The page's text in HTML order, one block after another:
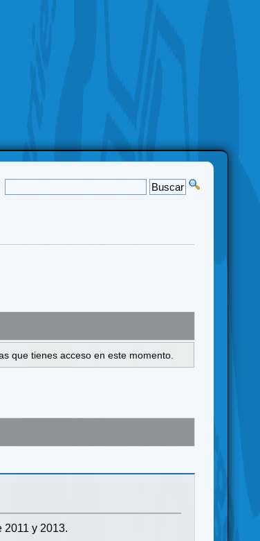
que tienes acceso en este momento.
2011 y 2013.